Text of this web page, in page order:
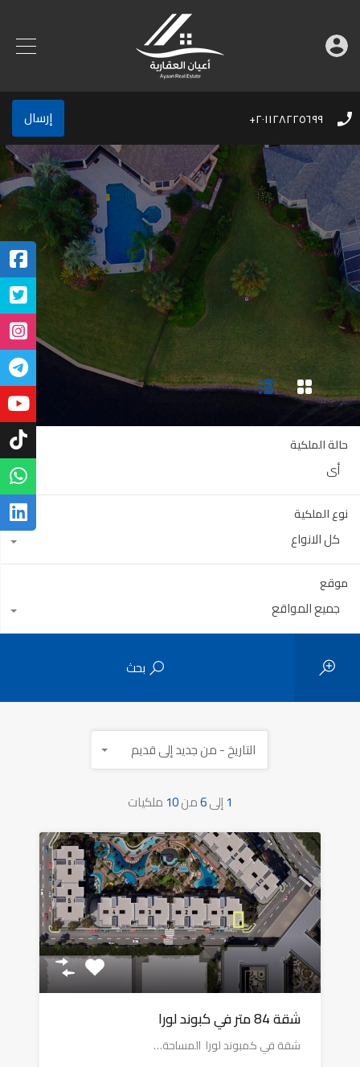
٢٠١١٢٨٢٢٥٦٩٩+ إرسال
حالة الملكية
أي
نوع الملكية
كل الانواع
موقع
جميع المواقع
بحث
1إلى6من10 ملكيات
التاريخ - من جديد إلى قديم
شقة 84 متر في كبوند لورا
شقة في كمبوند لورا المساحة…